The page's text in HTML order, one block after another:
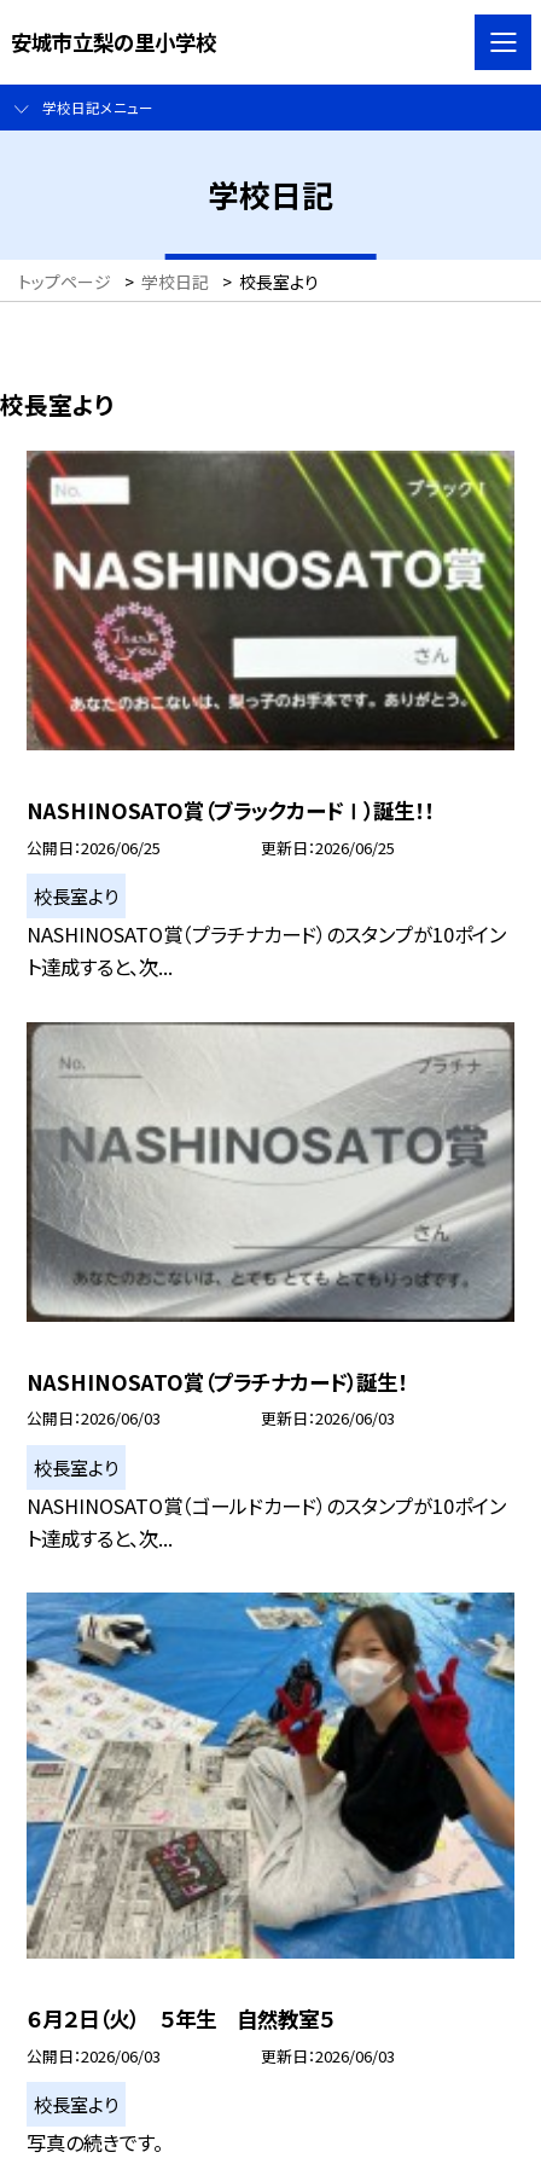
安城市立梨の里小学校
学校日記メニュー
学校日記
トップページ > 学校日記 > 校長室より
校長室より
NASHINOSATO賞（ブラックカードⅠ）誕生！！
公開日 2026/06/25 更新日 2026/06/25
校長室より
NASHINOSATO賞（プラチナカード）のスタンプが10ポイン
ト達成すると、次...
NASHINOSATO賞（プラチナカード）誕生！
公開日 2026/06/03 更新日 2026/06/03
校長室より
NASHINOSATO賞（ゴールドカード）のスタンプが10ポイン
ト達成すると、次...
６月２日（火） ５年生 自然教室５
公開日 2026/06/03 更新日 2026/06/03
校長室より
写真の続きです。